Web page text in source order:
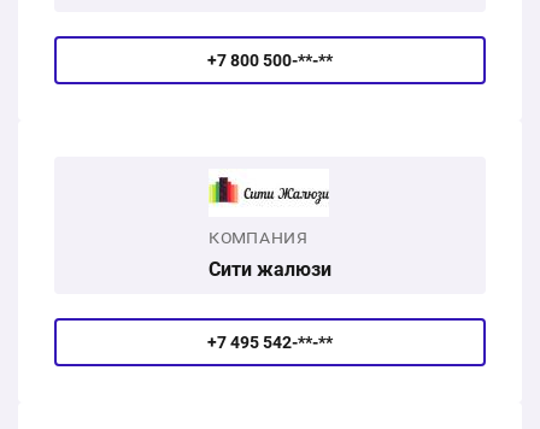
+7 800 500-**-**
КОМПАНИЯ
Сити жалюзи
+7 495 542-**-**